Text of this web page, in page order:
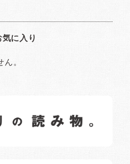
気に入り
ん。
です。